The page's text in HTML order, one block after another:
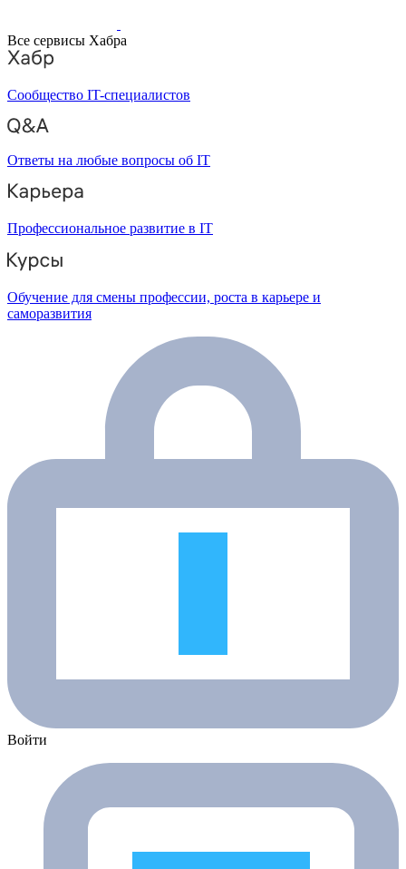
Все сервисы Хабра
Сообщество IT-специалистов
Ответы на любые вопросы об IT
Профессиональное развитие в IT
Обучение для смены профессии, роста в карьере и
саморазвития
Войти